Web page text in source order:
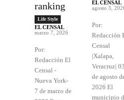
ranking
Life Style
EL CENSAL -
marzo 7, 2026
Por:
Redacción El
Censal -
Nueva York-
7 de marzo de
EL CENSAL
agosto 3,
Por:
Redacción
Censal
|Xalapa,
Veracruz| 03
de agosto
2026 El
municipio